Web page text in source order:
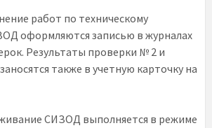
работ по техническому
оформляются записью в журналах
Результаты проверки № 2 и
также в учетную карточку на
СИЗОД выполняется в режиме